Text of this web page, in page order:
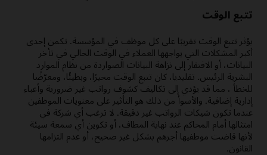
تتبع الوقت
يؤثر تتبع الوقت تقريبًا على كل موظف في المؤسسة. تكمن إحدى
أكبر المشكلات التي يواجهها العملاء في الوقت الحالي في تأخر
البيانات، أو الافتقار إلى نزاهة البيانات الصواردة من نظام الموارد
البشرية الرئيس. تقليديا، كان تتبع الوقت محيرًا، وبطيئًا، ومعرّضًا
للخطأ ، مما قد يؤدي إلى تكاليف كشوف رواتب غير ضرورية وأعباء
إدارية إضافية. والأسوأ من ذلك هو التأثير على معنويات الموظفين
عندما تكون شيكات الرواتب غير دقيقة. لا ترغب أي شركة في
امتثالها أمام المحاكم عند نهاية المطاف، أو تكوين أي سمعة سيئة
لأنها قاضت موظفيها أجرهم بشكل غير صحيح، أو عدم التزامها
القانون.